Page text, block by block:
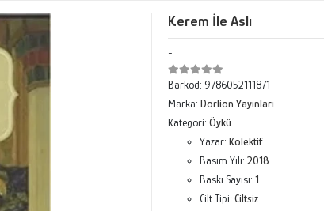
Kerem İle Aslı
-
Barkod: 9786052111871
Marka: Dorlion Yayınları
Kategori: Öykü
Yazar: Kolektif
Basım Yılı: 2018
Baskı Sayısı: 1
Cilt Tipi: Ciltsiz